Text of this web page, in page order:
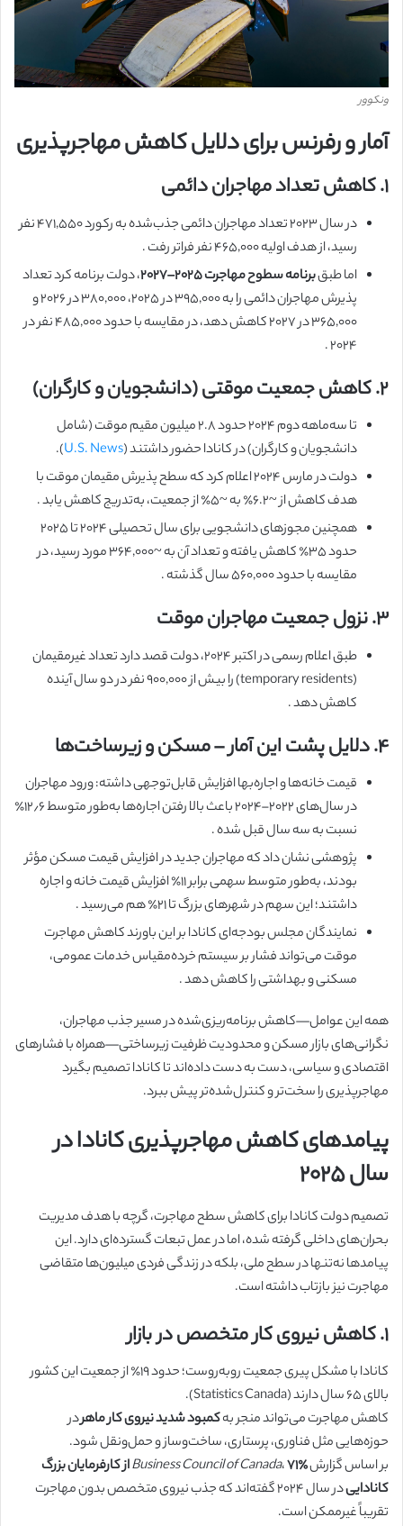
ونکوور
آمار و رفرنس برای دلایل کاهش مهاجرپذیری
۱. کاهش تعداد مهاجران دائمی
در سال ۲۰۲۳ تعداد مهاجران دائمی جذب‌شده به رکورد ۴۷۱,۵۵۰ نفر
رسید، از هدف اولیه ۴۶۵,۰۰۰ نفر فراتر رفت .
اما طبقبرنامه سطوح مهاجرت ۲۰۲۵–۲۰۲۷
، دولت برنامه کرد تعداد
پذیرش مهاجران دائمی را به ۳۹۵,۰۰۰ در ۲۰۲۵، ۳۸۰,۰۰۰ در ۲۰۲۶ و
۳۶۵,۰۰۰ در ۲۰۲۷ کاهش دهد، در مقایسه با حدود ۴۸۵,۰۰۰ نفر در
۲۰۲۴ .
۲. کاهش جمعیت موقتی (دانشجویان و کارگران)
تا سه‌ماهه دوم ۲۰۲۴ حدود ۲.۸ میلیون مقیم موقت (شامل
دانشجویان و کارگران) در کانادا حضور داشتند (U.S. News
).
دولت در مارس ۲۰۲۴ اعلام کرد که سطح پذیرش مقیمان موقت با
هدف کاهش از ~۶.۲٪ به ~۵٪ از جمعیت، به‌تدریج کاهش یابد .
همچنین مجوزهای دانشجویی برای سال تحصیلی ۲۰۲۴ تا ۲۰۲۵
حدود ۳۵٪ کاهش یافته و تعداد آن به ~۳۶۴,۰۰۰ مورد رسید، در
مقایسه با حدود ۵۶۰,۰۰۰ سال گذشته .
۳. نزول جمعیت مهاجران موقت
طبق اعلام رسمی در اکتبر ۲۰۲۴، دولت قصد دارد تعداد غیرمقیمان
(temporary residents) را بیش از ۹۰۰,۰۰۰ نفر در دو سال آینده
کاهش دهد .
۴. دلایل پشت این آمار – مسکن و زیرساخت‌ها
قیمت خانه‌ها و اجاره‌بها افزایش قابل‌توجهی داشته: ورود مهاجران
در سال‌های ۲۰۲۲–۲۰۲۴ باعث بالا رفتن اجاره‌ها به‌طور متوسط ۱۲٫۶٪
نسبت به سه سال قبل شده .
پژوهشی نشان داد که مهاجران جدید در افزایش قیمت مسکن مؤثر
بودند، به‌طور متوسط سهمی برابر ۱۱٪ افزایش قیمت خانه و اجاره
داشتند؛ این سهم در شهرهای بزرگ تا ۲۱٪ هم می‌رسید .
نمایندگان مجلس بودجه‌ای کانادا بر این باورند کاهش مهاجرت
موقت می‌تواند فشار بر سیستم خرده‌مقیاس خدمات عمومی،
مسکنی و بهداشتی را کاهش دهد .
همه این عوامل—کاهش برنامه‌ریزی‌شده در مسیر جذب مهاجران،
نگرانی‌های بازار مسکن و محدودیت ظرفیت زیرساختی—همراه با فشارهای
اقتصادی و سیاسی، دست به دست داده‌اند تا کانادا تصمیم بگیرد
مهاجرپذیری را سخت‌تر و کنترل‌شده‌تر پیش ببرد.
پیامدهای کاهش مهاجرپذیری کانادا در
سال ۲۰۲۵
تصمیم دولت کانادا برای کاهش سطح مهاجرت، گرچه با هدف مدیریت
بحران‌های داخلی گرفته شده، اما در عمل تبعات گسترده‌ای دارد. این
پیامدها نه‌تنها در سطح ملی، بلکه در زندگی فردی میلیون‌ها متقاضی
مهاجرت نیز بازتاب داشته است.
۱. کاهش نیروی کار متخصص در بازار
کانادا با مشکل پیری جمعیت روبه‌روست؛ حدود ۱۹٪ از جمعیت این کشور
بالای ۶۵ سال دارند (Statistics Canada).
کاهش مهاجرت می‌تواند منجر بهکمبود شدید نیروی کار ماهردر
حوزه‌هایی مثل فناوری، پرستاری، ساخت‌وساز و حمل‌ونقل شود.
بر اساس گزارش
Business Council of Canada،
۷۱٪ از کارفرمایان بزرگ
کانادایی
در سال ۲۰۲۴ گفته‌اند که جذب نیروی متخصص بدون مهاجرت
تقریباً غیرممکن است.